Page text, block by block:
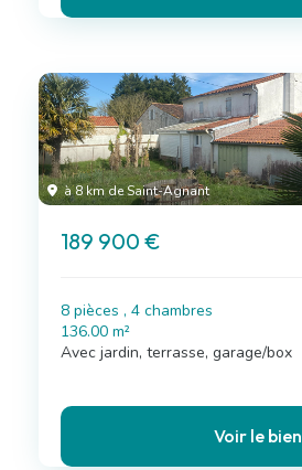
à 8 km de Saint-Agnant
189 900 €
8 pièces , 4 chambres
136.00 m²
Avec jardin, terrasse, garage/box
Voir le bien